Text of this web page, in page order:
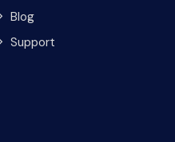
Blog
Support